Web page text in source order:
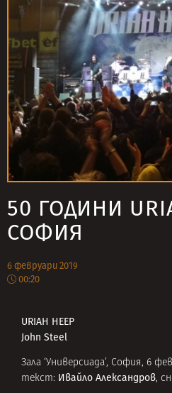
50 ГОДИНИ
СОФИЯ
6 февруари 2019
00:20
URIAH HEEP
John Steel
Зала ‘Универсиада’, София, 6
текст: Ивайло Александров,